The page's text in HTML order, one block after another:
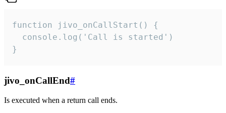
function jivo_onCallStart() {
  console.log('Call is started')
}
jivo_onCallEnd#
Is executed when a return call ends.